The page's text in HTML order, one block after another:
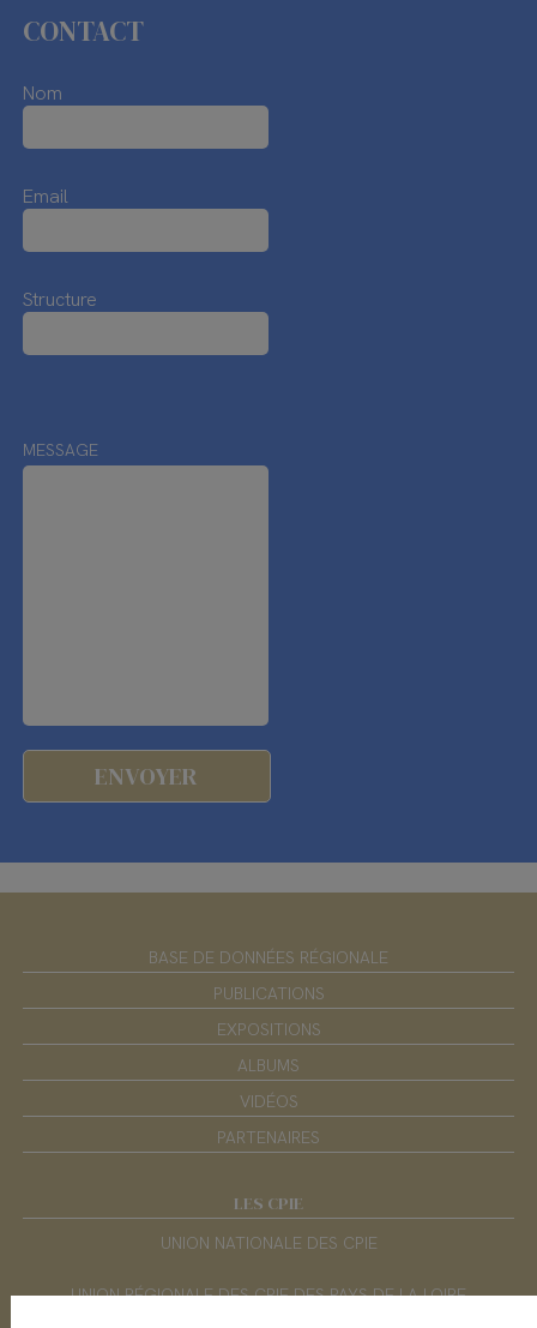
CONTACT
Nom
Email
Structure
MESSAGE
BASE DE DONNÉES RÉGIONALE
PUBLICATIONS
EXPOSITIONS
ALBUMS
VIDÉOS
PARTENAIRES
LES CPIE
UNION NATIONALE DES CPIE
UNION RÉGIONALE DES CPIE DES PAYS DE LA LOIRE